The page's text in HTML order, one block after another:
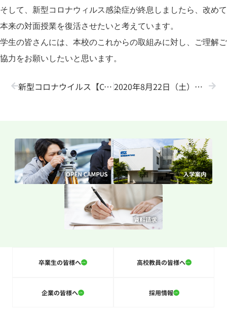
そして、新型コロナウィルス感染症が終息しましたら、改めて
本来の対面授業を復活させたいと考えています。
学生の皆さんには、本校のこれからの取組みに対し、ご理解ご
協力をお願いしたいと思います。
新型コロナウイルス【COVID-19】感染症クラスター発生の防止についての本校の対応（2020/07/29） 2020年8月22日（土）オープンキャンパス 開催！
卒業生の皆様へ 高校教員の皆様へ
企業の皆様へ 採用情報